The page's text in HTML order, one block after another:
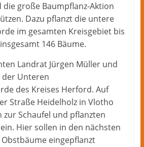
große Baumpflanz-Aktion
Dazu pflanzt die untere
im gesamten Kreisgebiet bis
146 Bäume.
Landrat Jürgen Müller und
Unteren
des Kreises Herford. Auf
Straße Heidelholz in Vlotho
Schaufel und pflanzten
Hier sollen in den nächsten
eingepflanzt